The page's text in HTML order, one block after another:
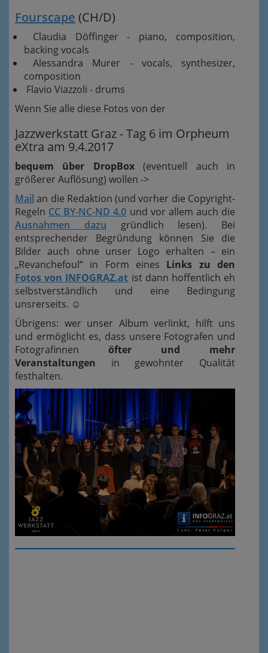
Fourscape (CH/D)
Claudia Döffinger - piano, composition,
backing vocals
Alessandra Murer - vocals, synthesizer,
composition
Flavio Viazzoli - drums
Wenn Sie alle diese Fotos von der
Jazzwerkstatt Graz - Tag 6 im Orpheum
eXtra am 9.4.2017
bequem über DropBox(eventuell auch in
größerer Auflösung) wollen ->
Mail an die Redaktion (und vorher die Copyright-
Regeln CC BY-NC-ND 4.0 und vor allem auch die
Ausnahmen dazu gründlich lesen). Bei
entsprechender Begründung können Sie die
Bilder auch ohne unser Logo erhalten – ein
„Revanchefoul“ in Form eines Links zu den
Fotos von INFOGRAZ.at ist dann hoffentlich eh
selbstverständlich und eine Bedingung
unsrerseits. ☺
Übrigens: wer unser Album verlinkt, hilft uns
und ermöglicht es, dass unsere Fotografen und
Fotografinnen öfter und mehr
Veranstaltungen in gewohnter Qualität
festhalten.